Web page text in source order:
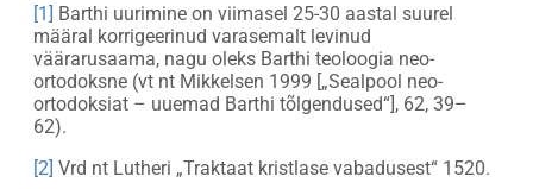
[1] Barthi uurimine on viimasel 25-30 aastal suurel
määral korrigeerinud varasemalt levinud
väärarusaama, nagu oleks Barthi teoloogia neo-
ortodoksne (vt nt Mikkelsen 1999 [„Sealpool neo-
ortodoksiat – uuemad Barthi tõlgendused“], 62, 39–
62).
[2] Vrd nt Lutheri „Traktaat kristlase vabadusest“ 1520.